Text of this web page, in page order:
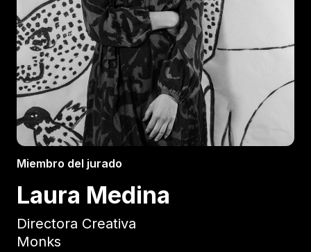
Miembro del jurado
Laura Medina
Directora Creativa
Monks